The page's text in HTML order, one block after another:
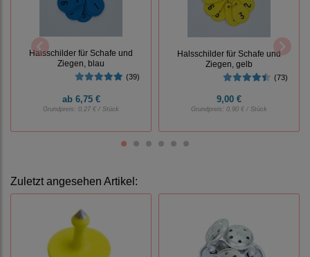
Halsschilder für Schafe und
Ziegen, blau
(39)
ab6,75 €
Grundpreis: 0,27 € / Stück
Halsschilder für Schafe und
Ziegen, gelb
(73)
9,00 €
Grundpreis: 0,90 € / Stück
Zuletzt angesehen Artikel: